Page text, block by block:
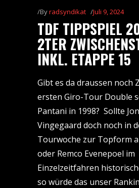
Byradsyndikat Juli 9, 2024
TDF TIPPSPIEL
2TER
INKL. ETAPPE 15
Gibt es da draussen noch
ersten Giro-Tour Double
Pantani in 1998? Sollte
Vingegaard doch noch in
Tourwoche zur Topform
oder Remco Evenepoel im
Einzelzeitfahren
so würde das unser